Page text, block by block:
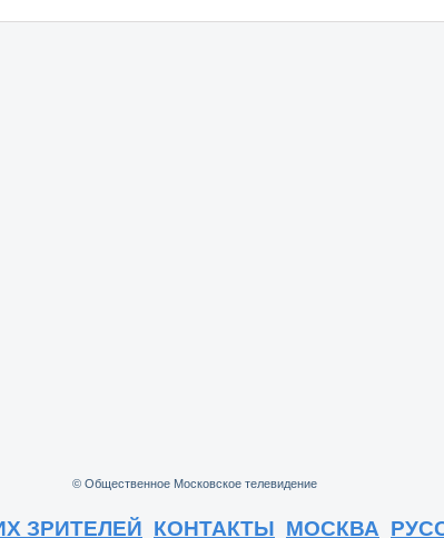
© Общественное Московское телевидение
ЗРИТЕЛЕЙ КОНТАКТЫ МОСКВА